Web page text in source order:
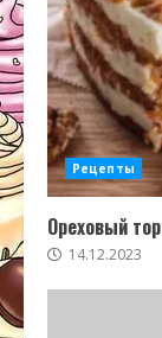
Рецепты
Ореховый
14.12.2023